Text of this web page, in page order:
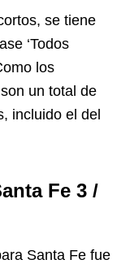
se tiene
‘Todos
los
un total de
incluido el del
Fe 3 /
Santa Fe fue